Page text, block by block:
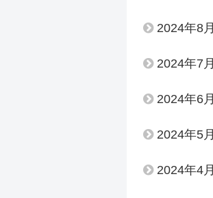
2024年8月
2024年7月
2024年6月
2024年5月
2024年4月